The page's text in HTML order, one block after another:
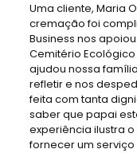
Uma cliente, Maria
cremação foi
Business nos
Cemitério
ajudou nossa
refletir e nos
feita com tanta
saber que papai
experiência ilustra
fornecer um